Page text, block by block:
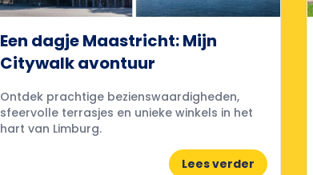
Een dagje Maastricht: Mijn
Citywalk avontuur
Ontdek prachtige bezienswaardigheden,
sfeervolle terrasjes en unieke winkels in het
hart van Limburg.
Lees verder